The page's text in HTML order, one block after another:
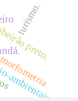
preto.
turismo.